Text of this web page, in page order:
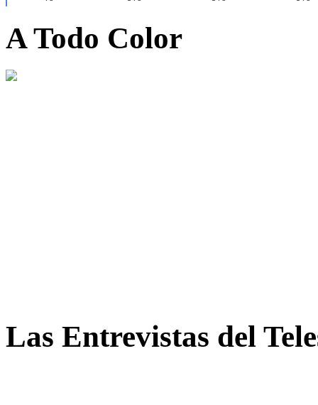
A Todo Color
Las Entrevistas del